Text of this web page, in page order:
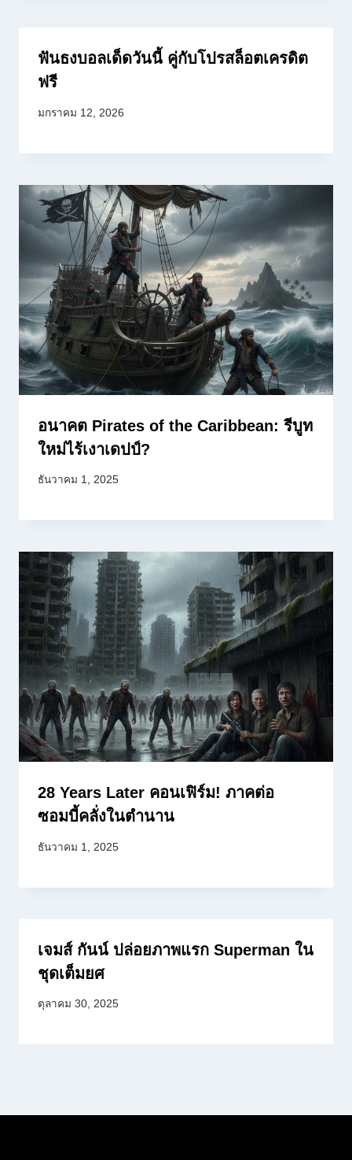
ฟันธงบอลเด็ดวันนี้ คู่กับโปรสล็อตเครดิต
ฟรี
มกราคม 12, 2026
อนาคต Pirates of the Caribbean: รีบูท
ใหม่ไร้เงาเดปป์?
ธันวาคม 1, 2025
28 Years Later คอนเฟิร์ม! ภาคต่อ
ซอมบี้คลั่งในตำนาน
ธันวาคม 1, 2025
เจมส์ กันน์ ปล่อยภาพแรก Superman ใน
ชุดเต็มยศ
ตุลาคม 30, 2025